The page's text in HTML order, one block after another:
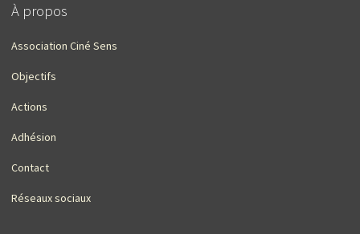
À propos
Association Ciné Sens
Objectifs
Actions
Adhésion
Contact
Réseaux sociaux